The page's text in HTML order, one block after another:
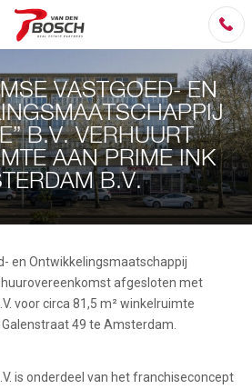
VASTGOED- EN
B.V. VERHUURT
AAN PRIME INK
B.V.
en Ontwikkelingsmaatschappij
huurovereenkomst afgesloten met
voor circa 81,5 m² winkelruimte
49 te Amsterdam.
is onderdeel van het franchiseconcept